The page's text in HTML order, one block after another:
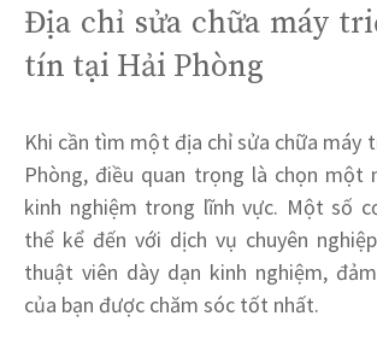
Địa chỉ sửa chữa máy
tín tại Hải Phòng
Khi cần tìm một địa chỉ sửa chữa máy
Phòng, điều quan trọng là chọn một
kinh nghiệm trong lĩnh vực. Một số
thể kể đến với dịch vụ chuyên
thuật viên dày dạn kinh nghiệm,
của bạn được chăm sóc tốt nhất.